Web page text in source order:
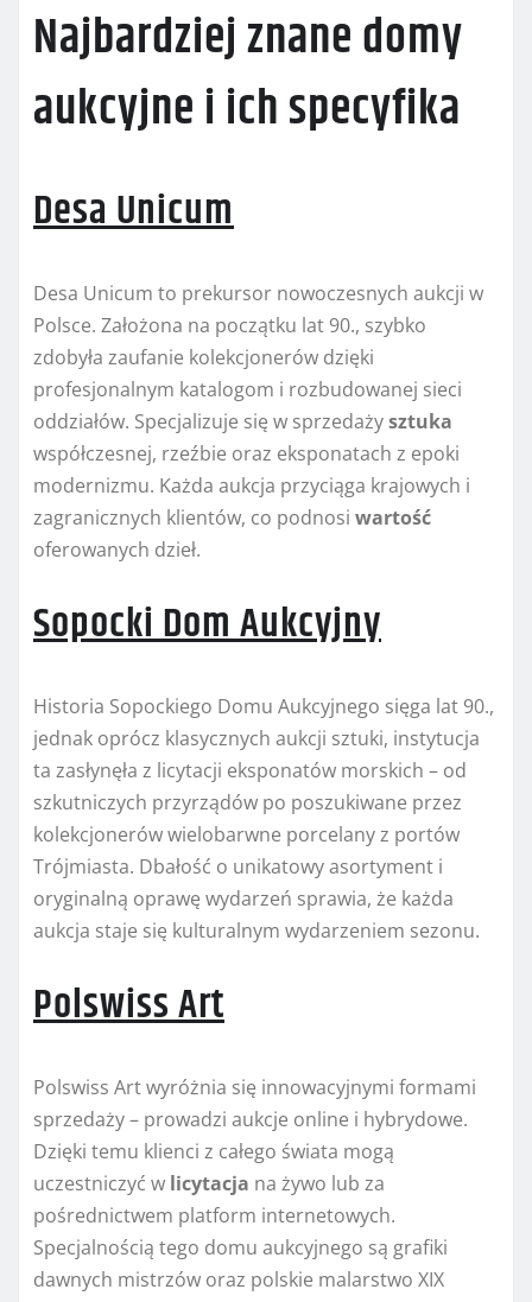
Najbardziej znane domy
aukcyjne i ich specyfika
Desa Unicum
Desa Unicum to prekursor nowoczesnych aukcji w
Polsce. Założona na początku lat 90., szybko
zdobyła zaufanie kolekcjonerów dzięki
profesjonalnym katalogom i rozbudowanej sieci
oddziałów. Specjalizuje się w sprzedażysztuka
współczesnej, rzeźbie oraz eksponatach z epoki
modernizmu. Każda aukcja przyciąga krajowych i
zagranicznych klientów, co podnosi wartość
oferowanych dzieł.
Sopocki Dom Aukcyjny
Historia Sopockiego Domu Aukcyjnego sięga lat 90.,
jednak oprócz klasycznych aukcji sztuki, instytucja
ta zasłynęła z licytacji eksponatów morskich – od
szkutniczych przyrządów po poszukiwane przez
kolekcjonerów wielobarwne porcelany z portów
Trójmiasta. Dbałość o unikatowy asortyment i
oryginalną oprawę wydarzeń sprawia, że każda
aukcja staje się kulturalnym wydarzeniem sezonu.
Polswiss Art
Polswiss Art wyróżnia się innowacyjnymi formami
sprzedaży – prowadzi aukcje online i hybrydowe.
Dzięki temu klienci z całego świata mogą
uczestniczyć w licytacja na żywo lub za
pośrednictwem platform internetowych.
Specjalnością tego domu aukcyjnego są grafiki
dawnych mistrzów oraz polskie malarstwo XIX